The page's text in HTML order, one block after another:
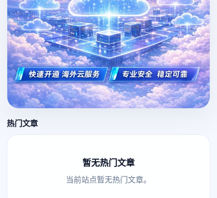
热门文章
暂无热门文章
当前站点暂无热门文章。